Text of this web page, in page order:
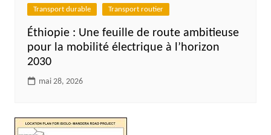
Transport durable Transport routier
Éthiopie : Une feuille de route ambitieuse
pour la mobilité électrique à l’horizon
2030
mai 28, 2026